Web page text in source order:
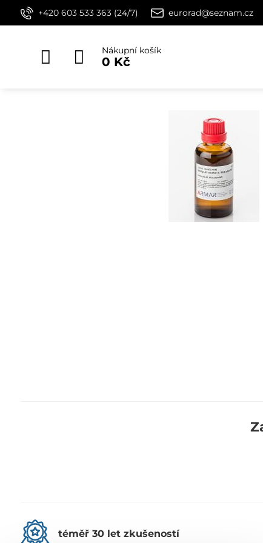
+420 603 533 363 (24/7) eurorad@seznam.cz
Nákupní košík
0 Kč
téměř 30 let zkušeností